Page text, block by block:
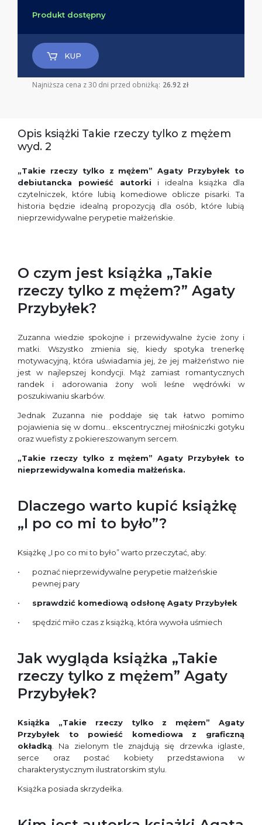
Produkt dostępny
KUP
Najniższa cena z 30 dni przed obniżką: 26.92 zł
Opis książki Takie rzeczy tylko z mężem
wyd. 2
„Takie rzeczy tylko z mężem” Agaty Przybyłek to
debiutancka powieść autorki i idealna książka dla
czytelniczek, które lubią komediowe oblicze pisarki. Ta
historia będzie idealną propozycją dla osób, które lubią
nieprzewidywalne perypetie małżeńskie.
O czym jest książka „Takie
rzeczy tylko z mężem?” Agaty
Przybyłek?
Zuzanna wiedzie spokojne i przewidywalne życie żony i
matki. Wszystko zmienia się, kiedy spotyka trenerkę
motywacyjną, która uświadamia jej, że jej małżeństwo nie
jest w najlepszej kondycji. Mąż zamiast romantycznych
randek i adorowania żony woli leśne wędrówki w
poszukiwaniu skarbów.
Jednak Zuzanna nie poddaje się tak łatwo pomimo
pojawienia się w domu… ekscentrycznej miłośniczki gotyku
oraz wuefisty z pokiereszowanym sercem.
„Takie rzeczy tylko z mężem” Agaty Przybyłek to
nieprzewidywalna komedia małżeńska.
Dlaczego warto kupić książkę
„I po co mi to było”?
Książkę „I po co mi to było” warto przeczytać, aby:
poznać nieprzewidywalne perypetie małżeńskie
pewnej pary
sprawdzić komediową odsłonę Agaty Przybyłek
spędzić miło czas z książką, która wywoła uśmiech
Jak wygląda książka „Takie
rzeczy tylko z mężem” Agaty
Przybyłek?
Książka „Takie rzeczy tylko z mężem” Agaty
Przybyłek to powieść komediowa z graficzną
okładką . Na zielonym tle znajdują się drzewka iglaste,
serce oraz postać kobiety przedstawiona w
charakterystycznym ilustratorskim stylu.
Książka posiada skrzydełka.